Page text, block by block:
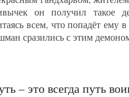
он получил такое
всем, что попадёт ему
сразились с этим
– это всегда путь